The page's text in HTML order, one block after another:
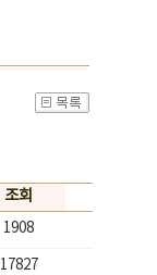
조회
1908
17827